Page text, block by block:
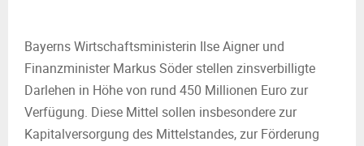
UBayerns Wirtschaftsministerin Ilse Aigner und
Finanzminister Markus Söder stellen zinsverbilligte
Darlehen in Höhe von rund 450 Millionen Euro zur
Verfügung. Diese Mittel sollen insbesondere zur
Kapitalversorgung des Mittelstandes, zur Förderung